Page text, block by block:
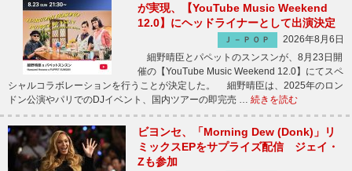
が実現、【YouTube Music Weekend
12.0】にヘッドライナーとして出演決定
Ｊ－ＰＯＰ
2026年8月6日
細野晴臣とパペットのスンスンが、8月23日開
催の【YouTube Music Weekend 12.0】にてスペ
シャルコラボレーションを行うことが決定した。 細野晴臣は、2025年のロン
ドン公演やパリでのDJイベント、国内ツアーの即完売 … 続きを読む
ビヨンセ、「Morning Dew (Donk)」リ
ミックスEPをサプライズ配信 ジェイ・
Zも参加